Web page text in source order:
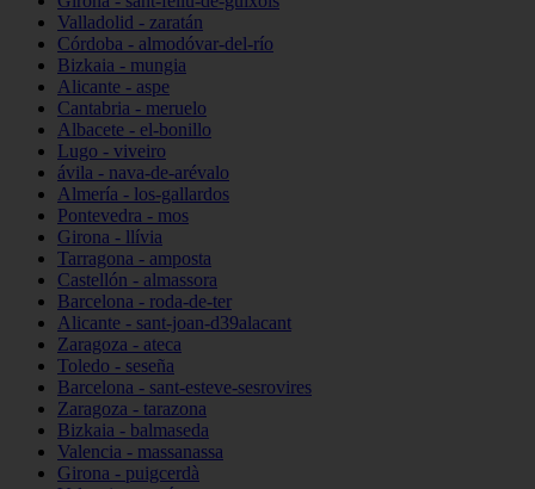
Valladolid - zaratán
Córdoba - almodóvar-del-río
Bizkaia - mungia
Alicante - aspe
Cantabria - meruelo
Albacete - el-bonillo
Lugo - viveiro
ávila - nava-de-arévalo
Almería - los-gallardos
Pontevedra - mos
Girona - llívia
Tarragona - amposta
Castellón - almassora
Barcelona - roda-de-ter
Alicante - sant-joan-d39alacant
Zaragoza - ateca
Toledo - seseña
Barcelona - sant-esteve-sesrovires
Zaragoza - tarazona
Bizkaia - balmaseda
Valencia - massanassa
Girona - puigcerdà